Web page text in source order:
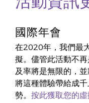
國際年會
在2020年，我們最
擬。儘管此活動不
及率將是無限的，
將這種體驗帶給成
勢。 按此獲取您的